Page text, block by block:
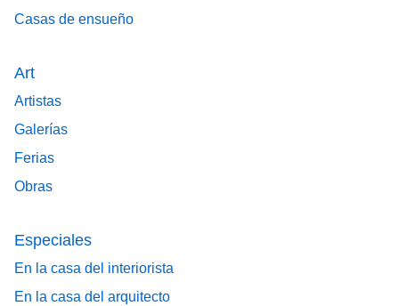
Casas de ensueño
Art
Artistas
Galerías
Ferias
Obras
Especiales
En la casa del interiorista
En la casa del arquitecto